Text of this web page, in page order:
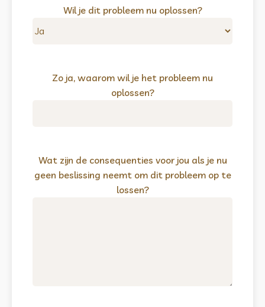
Wil je dit probleem nu oplossen?
Zo ja, waarom wil je het probleem nu
oplossen?
Wat zijn de consequenties voor jou als je nu
geen beslissing neemt om dit probleem op te
lossen?